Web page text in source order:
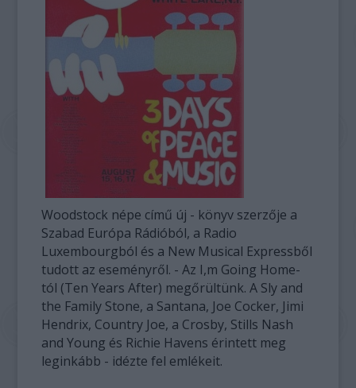
Woodstock népe című új - könyv szerzője a
Szabad Európa Rádióból, a Radio
Luxembourgból és a New Musical Expressből
tudott az eseményről. - Az I,m Going Home-
tól (Ten Years After) megőrültünk. A Sly and
the Family Stone, a Santana, Joe Cocker, Jimi
Hendrix, Country Joe, a Crosby, Stills Nash
and Young és Richie Havens érintett meg
leginkább - idézte fel emlékeit.